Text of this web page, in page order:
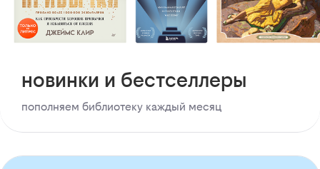
новинки и бестселлеры
пополняем библиотеку каждый месяц